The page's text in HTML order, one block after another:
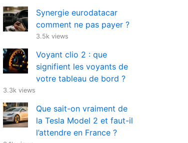
Synergie eurodatacar
comment ne pas payer ?
3.5k views
Voyant clio 2 : que
signifient les voyants de
votre tableau de bord ?
3.3k views
Que sait-on vraiment de
la Tesla Model 2 et faut-il
l’attendre en France ?